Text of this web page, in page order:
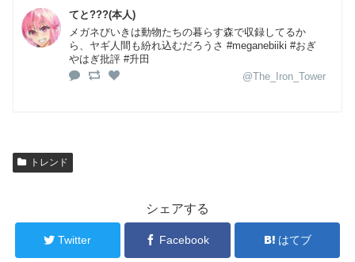
てと???(本人)
メガネびいきは動物たちの暮らす森で収録してるか
ら、ヤギ人間も紛れ込むだろうさ #meganebiiki #おぎ
やはぎ批評 #升田
@The_Iron_Tower
トレンド
シェアする
Twitter Facebook はてブ